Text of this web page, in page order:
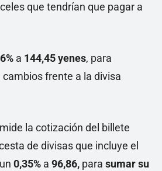
que tendrían que pagar a
a 144,45yenes, para
frente a la divisa
la cotización del billete
de divisas que incluye el
0,35% a 96,86, para sumar su